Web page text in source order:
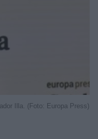
Illa. (Foto: Europa Press)